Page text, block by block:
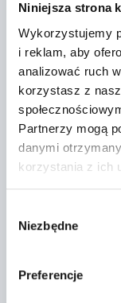
Niniejsza strona
Wykorzystujemy
i reklam, aby
analizować ruch
korzystasz z
Partnerzy mogą
danymi
korzystania z ich
zgody
Niezbędne
Preferencje
+
−